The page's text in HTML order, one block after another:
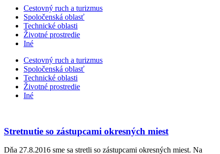
Cestovný ruch a turizmus​
Spoločenská oblasť
Technické oblasti
Životné prostredie
Iné
Cestovný ruch a turizmus​
Spoločenská oblasť
Technické oblasti
Životné prostredie
Iné
Stretnutie so zástupcami okresných miest
Dňa 27.8.2016 sme sa stretli so zástupcami okresných miest. Na